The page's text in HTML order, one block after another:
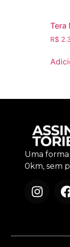
Tera
R$
Uma
0km, sem